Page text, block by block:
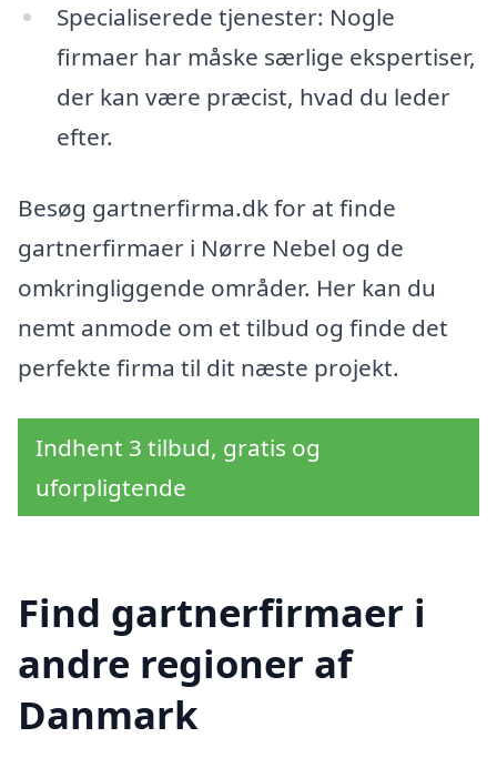
Specialiserede tjenester: Nogle
firmaer har måske særlige ekspertiser,
der kan være præcist, hvad du leder
efter.
Besøg gartnerfirma.dk for at finde
gartnerfirmaer i Nørre Nebel og de
omkringliggende områder. Her kan du
nemt anmode om et tilbud og finde det
perfekte firma til dit næste projekt.
Indhent 3 tilbud, gratis og
uforpligtende
Find gartnerfirmaer i
andre regioner af
Danmark